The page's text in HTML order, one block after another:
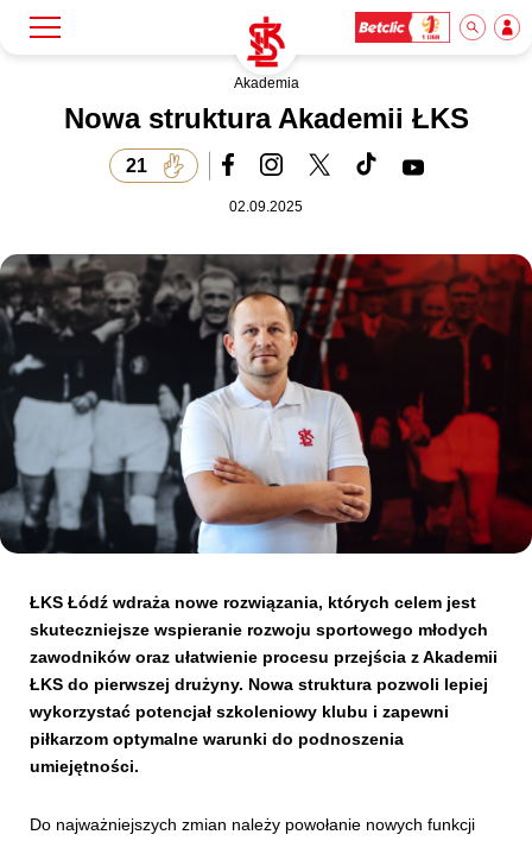
Klub
Bilety
Akademia
Dla mediów
Kibice
Akademia
Nowa struktura Akademii ŁKS
21
02.09.2025
ŁKS Łódź wdraża nowe rozwiązania, których celem jest
skuteczniejsze wspieranie rozwoju sportowego młodych
zawodników oraz ułatwienie procesu przejścia z Akademii
ŁKS do pierwszej drużyny. Nowa struktura pozwoli lepiej
wykorzystać potencjał szkoleniowy klubu i zapewni
piłkarzom optymalne warunki do podnoszenia
umiejętności.
Do najważniejszych zmian należy powołanie nowych funkcji